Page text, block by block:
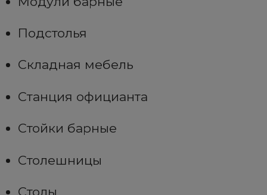
Подстолья
Складная мебель
Станция официанта
Стойки барные
Столешницы
Столы